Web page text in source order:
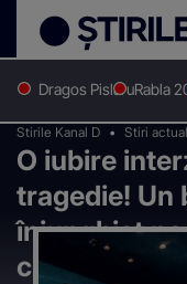
Dragos PislaruRabla
Stirile Kanal D Stiri
O iubire
tragedie! Un
înjunghiat
cu 18 ani mai